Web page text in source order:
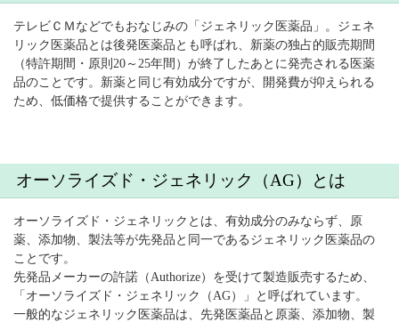
テレビＣＭなどでもおなじみの「ジェネリック医薬品」。ジェネ
リック医薬品とは後発医薬品とも呼ばれ、新薬の独占的販売期間
（特許期間・原則20～25年間）が終了したあとに発売される医薬
品のことです。新薬と同じ有効成分ですが、開発費が抑えられる
ため、低価格で提供することができます。
オーソライズド・ジェネリック（AG）とは
オーソライズド・ジェネリックとは、有効成分のみならず、原
薬、添加物、製法等が先発品と同一であるジェネリック医薬品の
ことです。
先発品メーカーの許諾（Authorize）を受けて製造販売するため、
「オーソライズド・ジェネリック（AG）」と呼ばれています。
一般的なジェネリック医薬品は、先発医薬品と原薬、添加物、製